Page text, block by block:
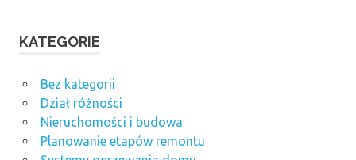
KATEGORIE
Bez kategorii
Dział różności
Nieruchomości i budowa
Planowanie etapów remontu